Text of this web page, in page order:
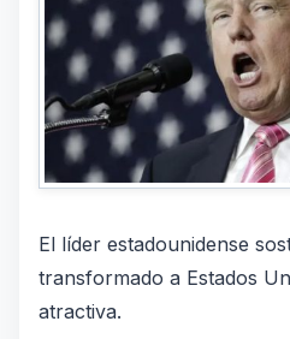
El líder estadounidense
transformado a Estados
atractiva.